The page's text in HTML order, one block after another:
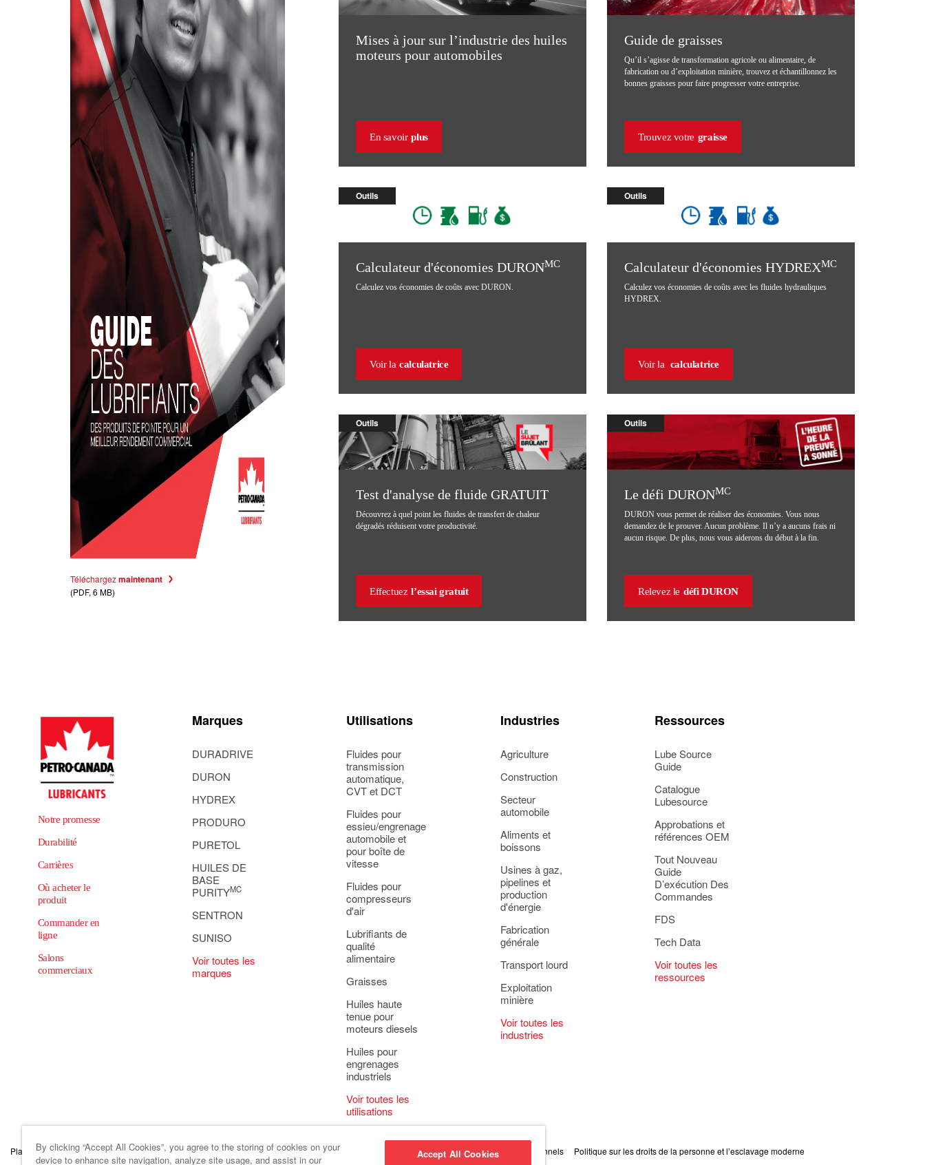
Téléchargezmaintenant
(PDF, 6 MB)
Mises à jour sur l’industrie des huiles
moteurs pour automobiles
En savoir plus
Guide de graisses
Qu’il s’agisse de transformation agricole ou alimentaire, de
fabrication ou d’exploitation minière, trouvez et échantillonnez les
bonnes graisses pour faire progresser votre entreprise.
Trouvez votre graisse
Outils
Calculateur d'économies DURONMC
Calculez vos économies de coûts avec DURON.
Voir la calculatrice
Outils
Calculateur d'économies HYDREXMC
Calculez vos économies de coûts avec les fluides hydrauliques
HYDREX.
Voir la calculatrice
Outils
Test d'analyse de fluide GRATUIT
Découvrez à quel point les fluides de transfert de chaleur
dégradés réduisent votre productivité.
Effectuez l’essai gratuit
Outils
Le défi DURONMC
DURON vous permet de réaliser des économies. Vous nous
demandez de le prouver. Aucun problème. Il n’y a aucuns frais ni
aucun risque. De plus, nous vous aiderons du début à la fin.
Relevez le défi DURON
Notre promesse
Durabilité
Carrières
Où acheter le
produit
Commander en
ligne
Salons
commerciaux
Marques
DURADRIVE
DURON
HYDREX
PRODURO
PURETOL
HUILES DE
BASE
PURITYMC
SENTRON
SUNISO
Voir toutes les
marques
Utilisations
Fluides pour
transmission
automatique,
CVT et DCT
Fluides pour
essieu/engrenage
automobile et
pour boîte de
vitesse
Fluides pour
compresseurs
d'air
Lubrifiants de
qualité
alimentaire
Graisses
Huiles haute
tenue pour
moteurs diesels
Huiles pour
engrenages
industriels
Voir toutes les
utilisations
Industries
Agriculture
Construction
Secteur
automobile
Aliments et
boissons
Usines à gaz,
pipelines et
production
d'énergie
Fabrication
générale
Transport lourd
Exploitation
minière
Voir toutes les
industries
Ressources
Lube Source
Guide
Catalogue
Lubesource
Approbations et
références OEM
Tout Nouveau
Guide
D’exécution Des
Commandes
FDS
Tech Data
Voir toutes les
ressources
Plan du site Code de conduite des affaireset d’éthique Paramètres des témoins Principe relatif à la protection des renseignements personnels
Politique sur les droits de la personne et l’esclavage moderne
By clicking “Accept All Cookies”, you agree to the storing of cookies on your
device to enhance site navigation, analyze site usage, and assist in our
Accept All Cookies